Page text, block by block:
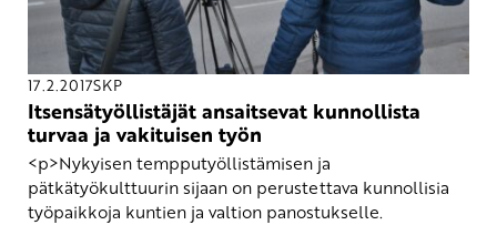
17.2.2017SKP
Itsensätyöllistäjät ansaitsevat kunnollista
turvaa ja vakituisen työn
<p>Nykyisen tempputyöllistämisen ja
pätkätyökulttuurin sijaan on perustettava kunnollisia
työpaikkoja kuntien ja valtion panostukselle.